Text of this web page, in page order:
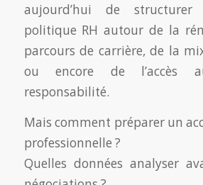
aujourd’hui de
politique RH autour de la
parcours de carrière, de la
ou encore de l’accès
responsabilité.
Mais comment préparer un
professionnelle ?
Quelles données analyser